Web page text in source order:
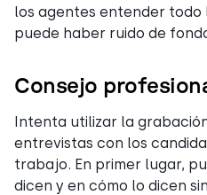
los agentes entender todo
puede haber ruido de
Consejo
Intenta utilizar la
entrevistas con los
trabajo. En primer lugar,
dicen y en cómo lo dicen